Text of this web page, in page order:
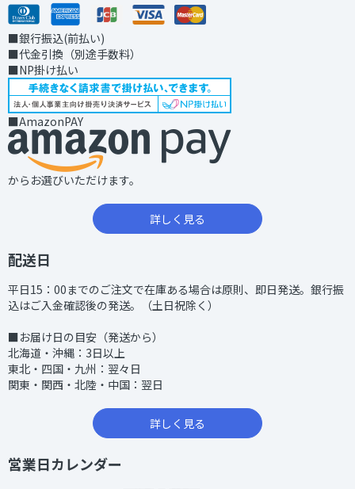
■銀行振込(前払い)
■代金引換（別途手数料）
■NP掛け払い
■AmazonPAY
からお選びいただけます。
詳しく見る
配送日
平日15：00までのご注文で在庫ある場合は原則、即日発送。銀行振
込はご入金確認後の発送。（土日祝除く）
■お届け日の目安（発送から）
北海道・沖縄：3日以上
東北・四国・九州：翌々日
関東・関西・北陸・中国：翌日
詳しく見る
営業日カレンダー